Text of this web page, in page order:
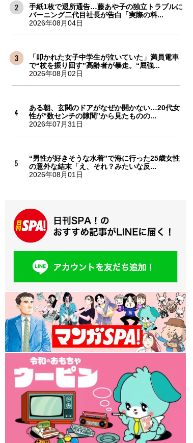
手紙1枚で退所通告…藤あや子の独立トラブルに
バーニング二代目社長が告白「実際の料...
2026年08月04日
「叩かれた女子中学生が泣いていた」満員電車
で“杖を振り回す”高齢者が暴走。“屈強...
2026年08月02日
ある朝、玄関のドアがなぜか開かない…20代女
性が“数センチの隙間”から見たものの...
2026年07月31日
“男性が好きそうな水着”で海に行った25歳女性
の意外な結末「え、それ？みたいな反...
2026年08月01日